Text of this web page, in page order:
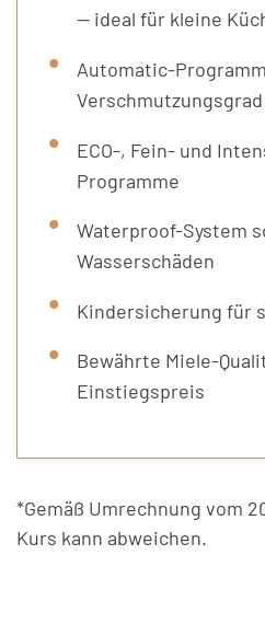
— ideal für kleine
Automatic-
ECO-, Fein- und
Programme
Waterproof-System
Wasserschäden
Kindersicherung für
Bewährte Miele-
Einstiegspreis
*Gemäß Umrechnung vom
Kurs kann abweichen.